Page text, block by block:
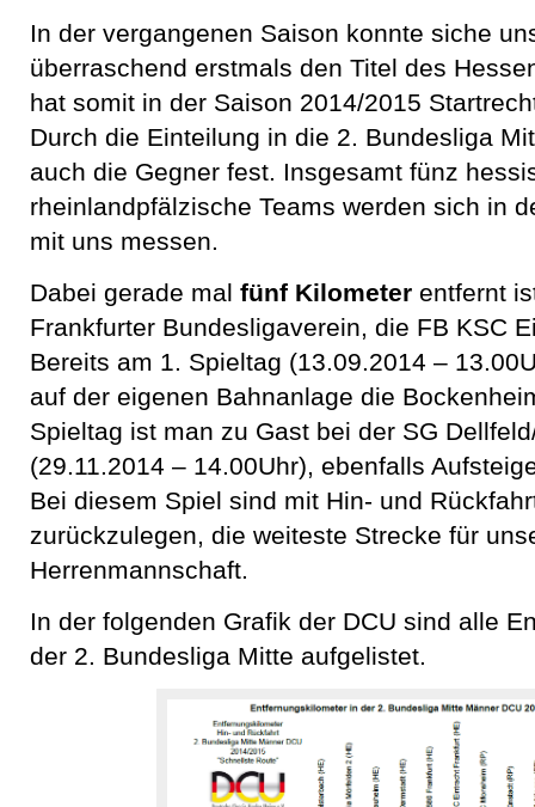
In der vergangenen Saison konnte siche
überraschend erstmals den Titel des
hat somit in der Saison 2014/2015
Durch die Einteilung in die 2. Bundesliga
auch die Gegner fest. Insgesamt fünz
rheinlandpfälzische Teams werden sich in
mit uns messen.
Dabei gerade mal fünf Kilometer entfernt
Frankfurter Bundesligaverein, die FB KSC
Bereits am 1. Spieltag (13.09.2014 –
auf der eigenen Bahnanlage die
Spieltag ist man zu Gast bei der SG
(29.11.2014 – 14.00Uhr), ebenfalls
Bei diesem Spiel sind mit Hin- und
zurückzulegen, die weiteste Strecke für
Herrenmannschaft.
In der folgenden Grafik der DCU sind alle
der 2. Bundesliga Mitte aufgelistet.